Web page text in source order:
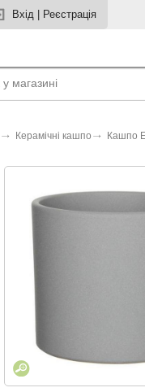
Вхід Реєстрація
Керамічні кашпо Кашпо